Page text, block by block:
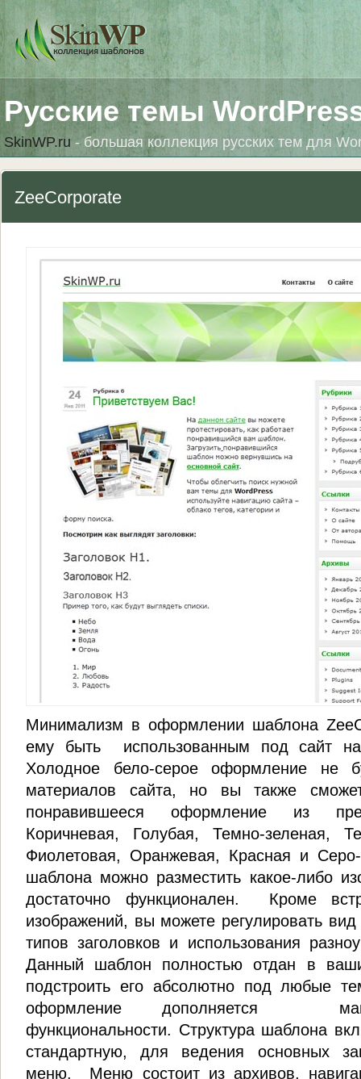
Русские темы
SkinWP.ru- большая коллекция русских тем для
ZeeCorporate
Минимализм в оформлении шаблона
ему быть использованным под сайт
Холодное бело-серое оформление не
материалов сайта, но вы также
понравившееся оформление из
Коричневая, Голубая, Темно-зеленая,
Фиолетовая, Оранжевая, Красная и
шаблона можно разместить какое-либо
достаточно функционален. Кроме
изображений, вы можете регулировать
типов заголовков и использования
Данный шаблон полностью отдан в
подстроить его абсолютно под любые
оформление дополняется
функциональности. Структура шаблона
стандартную, для ведения основных
меню. Меню состоит из архивов,